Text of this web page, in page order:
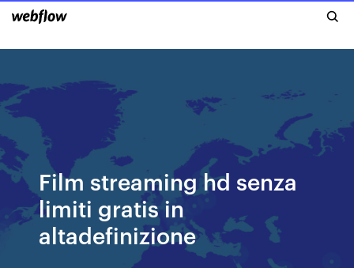
Film streaming hd senza
limiti gratis in
altadefinizione